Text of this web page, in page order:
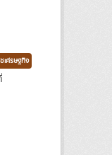
ศรษฐกิจ